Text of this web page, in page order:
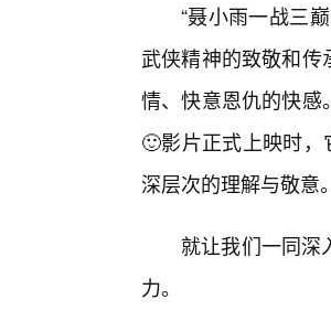
“聂小雨一战三
武侠精神的致敬和
情、快意恩仇的快感
🙂影片正式上映时
深层次的理解与敬意。
就让我们一同深
力。